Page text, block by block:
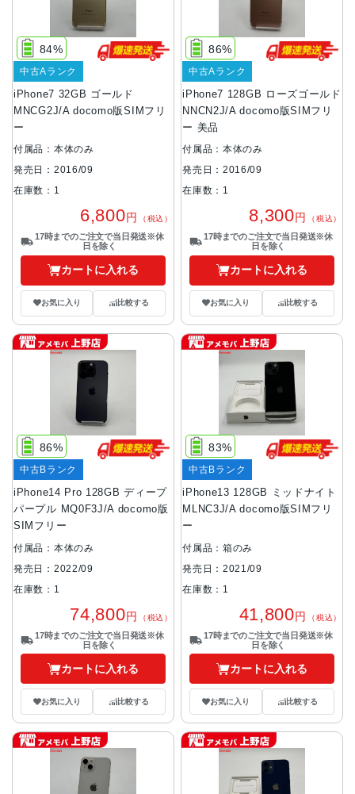
iPhone7 32GB ゴールド
MNCG2J/A docomo版SIMフリ
ー
84%
中古Aランク
付属品：本体のみ
発売日：2016/09
在庫数：1
6,800円 （税込）
17時までのご注文で当日発送※休
日を除く
カートに入れる
お気に入り 比較する
iPhone7 128GB ローズゴールド
NNCN2J/A docomo版SIMフリ
ー 美品
86%
中古Aランク
付属品：本体のみ
発売日：2016/09
在庫数：1
8,300円 （税込）
17時までのご注文で当日発送※休
日を除く
カートに入れる
お気に入り 比較する
iPhone14 Pro 128GB ディープ
パープル MQ0F3J/A docomo版
SIMフリー
86%
中古Bランク
付属品：本体のみ
発売日：2022/09
在庫数：1
74,800円 （税込）
17時までのご注文で当日発送※休
日を除く
カートに入れる
お気に入り 比較する
iPhone13 128GB ミッドナイト
MLNC3J/A docomo版SIMフリ
ー
83%
中古Bランク
付属品：箱のみ
発売日：2021/09
在庫数：1
41,800円 （税込）
17時までのご注文で当日発送※休
日を除く
カートに入れる
お気に入り 比較する